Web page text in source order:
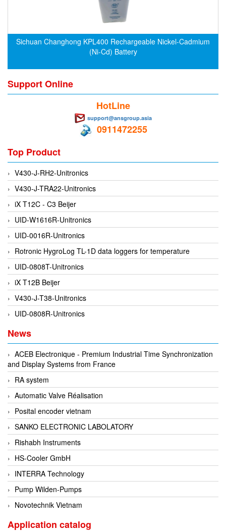
cs-instruments
Cygnus
Cypet Vietnam
Danfoss
Datalogic Vietnam
Datexel
Debron VietNam
DEIF
Delmhorst VietNam
DELTA
Delta Ohm
Delta sensor
Delta-mobrey
DEMA Engineering/ Foam- IT
DESAX
DET-TRONICS
Deublin
Diakont
Dias Infrared
DINA Elektronik
Dinel
Di-Soric
Di-Soric
Dixon Valve
Doctor Led Vietnam
DOLD - Autho ANS
Dold Vietnam
Dongdo Tech
Sichuan Changhong KPL400 Rechargeable Nickel-Cadmium
(Ni-Cd) Battery
Support Online
HotLine
support@ansgroup.asia
0911472255
Top Product
V430-J-RH2-Unitronics
V430-J-TRA22-Unitronics
iX T12C - C3 Beijer
UID-W1616R-Unitronics
UID-0016R-Unitronics
Rotronic HygroLog TL-1D data loggers for temperature
UID-0808T-Unitronics
iX T12B Beijer
V430-J-T38-Unitronics
UID-0808R-Unitronics
News
ACEB Electronique - Premium Industrial Time Synchronization
and Display Systems from France
RA system
Automatic Valve Réalisation
Posital encoder vietnam
SANKO ELECTRONIC LABOLATORY
Rishabh Instruments
HS-Cooler GmbH
INTERRA Technology
Pump Wilden-Pumps
Novotechnik Vietnam
Application catalog